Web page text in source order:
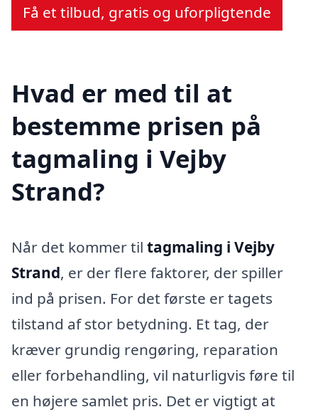
Få et tilbud, gratis og uforpligtende
Hvad er med til at
bestemme prisen på
tagmaling i Vejby
Strand?
Når det kommer til tagmaling i Vejby
Strand, er der flere faktorer, der spiller
ind på prisen. For det første er tagets
tilstand af stor betydning. Et tag, der
kræver grundig rengøring, reparation
eller forbehandling, vil naturligvis føre til
en højere samlet pris. Det er vigtigt at